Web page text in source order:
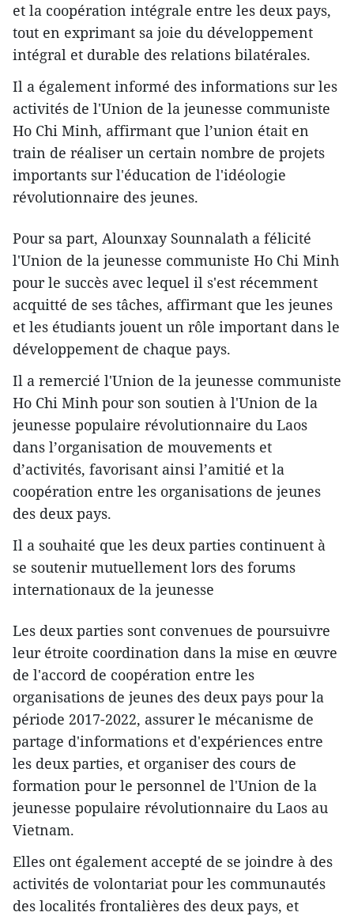
et la coopération intégrale entre les deux pays,
tout en exprimant sa joie du développement
intégral et durable des relations bilatérales.
Il a également informé des informations sur les
activités de l'Union de la jeunesse communiste
Ho Chi Minh, affirmant que l’union était en
train de réaliser un certain nombre de projets
importants sur l'éducation de l'idéologie
révolutionnaire des jeunes.
Pour sa part, Alounxay Sounnalath a félicité
l'Union de la jeunesse communiste Ho Chi Minh
pour le succès avec lequel il s'est récemment
acquitté de ses tâches, affirmant que les jeunes
et les étudiants jouent un rôle important dans le
développement de chaque pays.
Il a remercié l'Union de la jeunesse communiste
Ho Chi Minh pour son soutien à l'Union de la
jeunesse populaire révolutionnaire du Laos
dans l’organisation de mouvements et
d’activités, favorisant ainsi l’amitié et la
coopération entre les organisations de jeunes
des deux pays.
Il a souhaité que les deux parties continuent à
se soutenir mutuellement lors des forums
internationaux de la jeunesse
Les deux parties sont convenues de poursuivre
leur étroite coordination dans la mise en œuvre
de l'accord de coopération entre les
organisations de jeunes des deux pays pour la
période 2017-2022, assurer le mécanisme de
partage d'informations et d'expériences entre
les deux parties, et organiser des cours de
formation pour le personnel de l'Union de la
jeunesse populaire révolutionnaire du Laos au
Vietnam.
Elles ont également accepté de se joindre à des
activités de volontariat pour les communautés
des localités frontalières des deux pays, et